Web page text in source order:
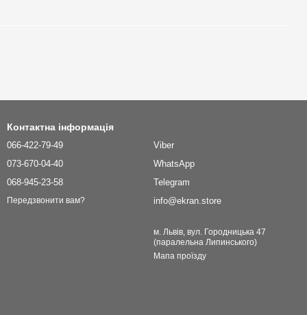
Контактна інформація
066-422-79-49
073-670-04-40
068-945-23-58
Передзвонити вам?
Viber
WhatsApp
Telegram
info@ekran.store
м. Львів, вул. Городницька 47
(паралельна Липинського)
Мапа проїзду